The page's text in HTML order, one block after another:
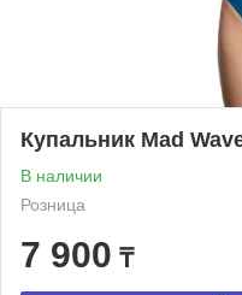
Купальник Mad
В наличии
Розница
7 900 ₸